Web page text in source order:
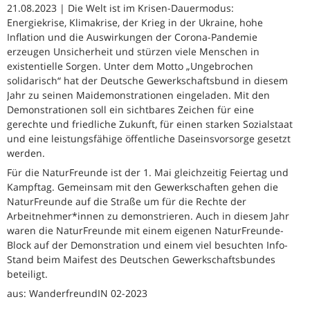
21.08.2023 | Die Welt ist im Krisen-Dauermodus:
Energiekrise, Klimakrise, der Krieg in der Ukraine, hohe
Inflation und die Auswirkungen der Corona-Pandemie
erzeugen Unsicherheit und stürzen viele Menschen in
existentielle Sorgen. Unter dem Motto „Ungebrochen
solidarisch“ hat der Deutsche Gewerkschaftsbund in diesem
Jahr zu seinen Maidemonstrationen eingeladen. Mit den
Demonstrationen soll ein sichtbares Zeichen für eine
gerechte und friedliche Zukunft, für einen starken Sozialstaat
und eine leistungsfähige öffentliche Daseinsvorsorge gesetzt
werden.
Für die NaturFreunde ist der 1. Mai gleichzeitig Feiertag und
Kampftag. Gemeinsam mit den Gewerkschaften gehen die
NaturFreunde auf die Straße um für die Rechte der
Arbeitnehmer*innen zu demonstrieren. Auch in diesem Jahr
waren die NaturFreunde mit einem eigenen NaturFreunde-
Block auf der Demonstration und einem viel besuchten Info-
Stand beim Maifest des Deutschen Gewerkschaftsbundes
beteiligt.
aus: WanderfreundIN 02-2023